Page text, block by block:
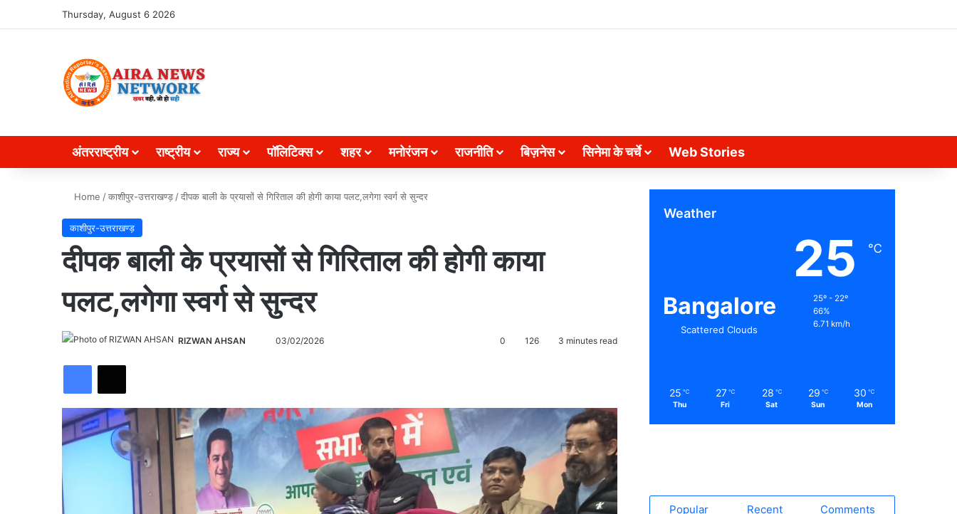
Thursday, August 6 2026
अंतरराष्ट्रीय राष्ट्रीय राज्य पॉलिटिक्स शहर मनोरंजन राजनीति बिज़नेस सिनेमा के चर्चे Web Stories
Home /काशीपुर-उत्तराखण्ड़ /दीपक बाली के प्रयासों से गिरिताल की होगी काया पलट,लगेगा स्वर्ग से सुन्दर
काशीपुर-उत्तराखण्ड़
दीपक बाली के प्रयासों से गिरिताल की होगी काया
पलट,लगेगा स्वर्ग से सुन्दर
RIZWAN AHSAN
Send03/02/2026 0 126 3 minutes read
Facebook
X
Weather
Bangalore
Scattered Clouds
25 ℃
25º - 22º
66%
6.71 km/h
25 ℃
Thu
27 ℃
Fri
28 ℃
Sat
29 ℃
Sun
30 ℃
Mon
Popular Recent Comments